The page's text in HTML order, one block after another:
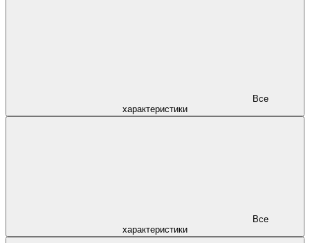
характеристики
характеристики